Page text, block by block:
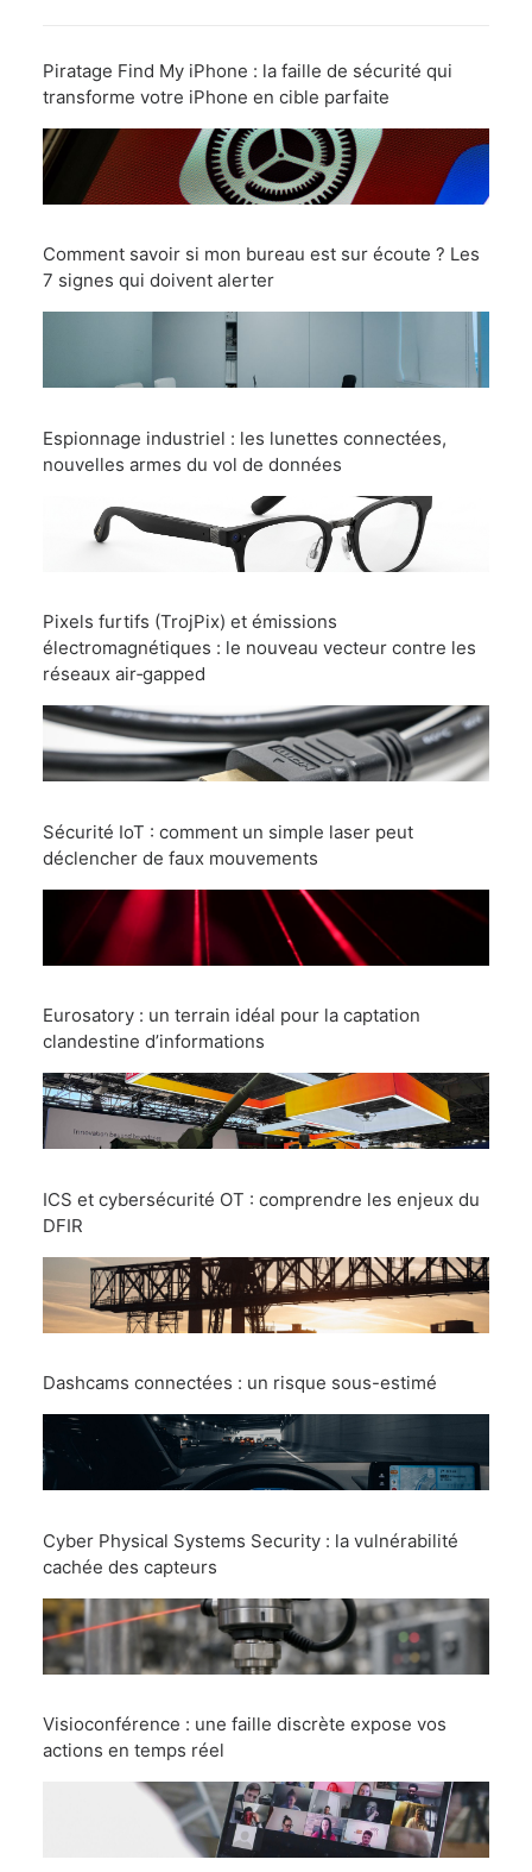
Piratage Find My iPhone : la faille de sécurité qui
transforme votre iPhone en cible parfaite
Comment savoir si mon bureau est sur écoute ? Les
7 signes qui doivent alerter
Espionnage industriel : les lunettes connectées,
nouvelles armes du vol de données
Pixels furtifs (TrojPix) et émissions
électromagnétiques : le nouveau vecteur contre les
réseaux air‑gapped
Sécurité IoT : comment un simple laser peut
déclencher de faux mouvements
Eurosatory : un terrain idéal pour la captation
clandestine d’informations
ICS et cybersécurité OT : comprendre les enjeux du
DFIR
Dashcams connectées : un risque sous-estimé
Cyber Physical Systems Security : la vulnérabilité
cachée des capteurs
Visioconférence : une faille discrète expose vos
actions en temps réel